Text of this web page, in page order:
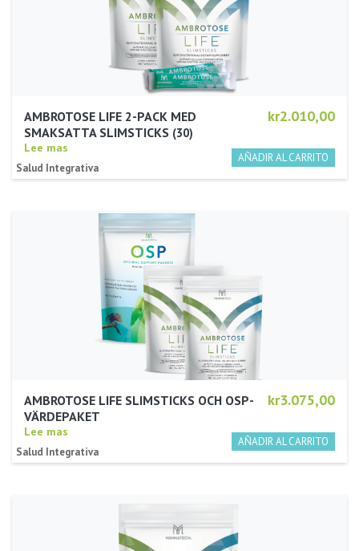
kr2.010,00
AMBROTOSE LIFE 2-PACK MED
SMAKSATTA SLIMSTICKS 30
Lee mas
Salud Integrativa
kr3.075,00
AMBROTOSE LIFE SLIMSTICKS OCH OSP-
VÄRDEPAKET
Lee mas
Salud Integrativa